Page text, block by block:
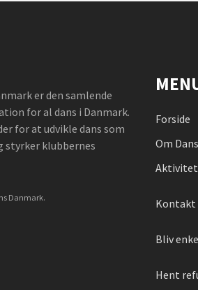
er den samlende
for al dans i Danmark.
for at udvikle dans som
styrker klubbernes
Danmark.
Forside
Om
Kontakt
Bliv
Hent